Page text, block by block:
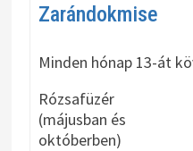
Zarándokmise
Minden hónap 13-át
Rózsafüzér
(májusban és
októberben)